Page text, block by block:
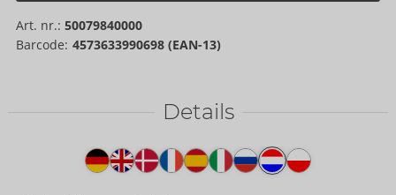
Art. nr.: 50079840000
Barcode: 4573633990698 (EAN-13)
Details
Producttekst